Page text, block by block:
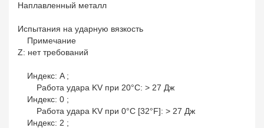
Наплавленный металл
Испытания на ударную вязкость
Примечание
Z: нет требований
Индекс: A ;
Работа удара KV при 20°С: > 27 Дж
Индекс: 0 ;
Работа удара KV при 0°С [32°F]: > 27 Дж
Индекс: 2 ;